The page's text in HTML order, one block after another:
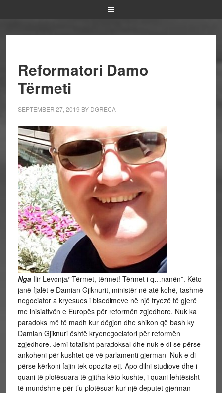
Reformatori Damo
Tërmeti
SEPTEMBER 27, 2019 BY DGRECA
Nga Ilir Levonja/”Tërmet, tërmet! Tërmet i q…nanën”. Këto
janë fjalët e Damian Gjiknurit, ministër në atë kohë, tashmë
negociator a kryesues i bisedimeve në një tryezë të gjerë
me inisiativën e Europës për reformën zgjedhore. Nuk ka
paradoks më të madh kur dëgjon dhe shikon që bash ky
Damian Gjiknuri është kryenegociatori për reformën
zgjedhore. Jemi totalisht paradoksal dhe nuk e di se përse
ankoheni për kushtet që vë parlamenti gjerman. Nuk e di
përse kërkoni fajin tek opozita etj. Apo dilni studiove dhe i
quani të plotësuara të gjitha këto kushte, i quani lehtësisht
të mundshme për t’u plotësuar kur një deputet gjerman